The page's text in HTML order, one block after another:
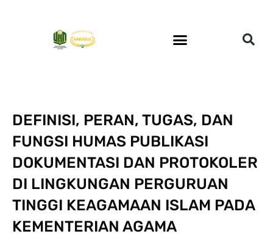
DEFINISI, PERAN, TUGAS, DAN
FUNGSI HUMAS PUBLIKASI
DOKUMENTASI DAN PROTOKOLER
DI LINGKUNGAN PERGURUAN
TINGGI KEAGAMAAN ISLAM PADA
KEMENTERIAN AGAMA